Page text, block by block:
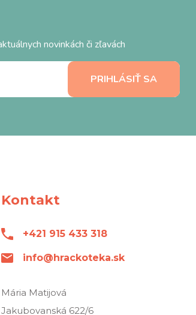
novinkách či zľavách
Kontakt
+421 915 433 318
info@hrackoteka.sk
Mária Matijová
Jakubovanská 622/6